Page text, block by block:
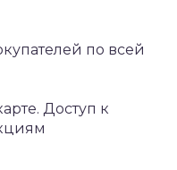
по всей
Доступ к